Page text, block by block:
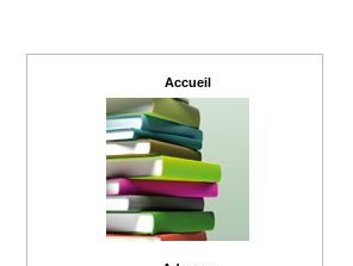
Accueil